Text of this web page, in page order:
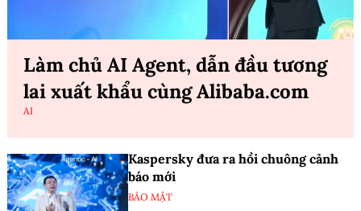
Làm chủ AI Agent, dẫn đầu tương
lai xuất khẩu cùng Alibaba.com
AI
Kaspersky đưa ra hồi chuông cảnh
báo mới
BẢO MẬT